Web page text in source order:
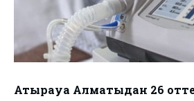
Атырауға Алматыдан 26